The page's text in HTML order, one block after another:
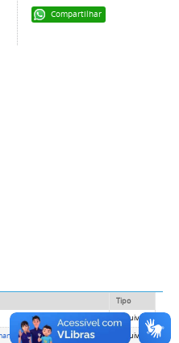
Compartilhar
Tipo
Arquivo
- 1_2026.docx
Arquivo